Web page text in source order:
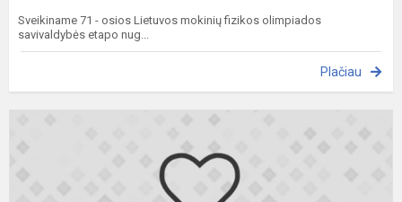
Sveikiname 71 - osios Lietuvos mokinių fizikos olimpiados
savivaldybės etapo nug...
Plačiau